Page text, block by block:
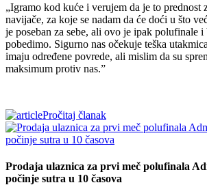
„Igramo kod kuće i verujem da je to prednost
navijače, za koje se nadam da će doći u što
je poseban za sebe, ali ovo je ipak polufinale
pobedimo. Sigurno nas očekuje teška
imaju određene povrede, ali mislim da su
maksimum protiv nas.”
Pročitaj članak
Prodaja ulaznica za prvi meč polufinala
počinje sutra u 10 časova